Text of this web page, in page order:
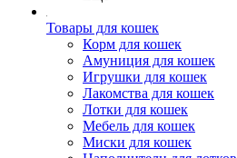
Товары для кошек
Корм для кошек
Амуниция для кошек
Игрушки для кошек
Лакомства для кошек
Лотки для кошек
Мебель для кошек
Миски для кошек